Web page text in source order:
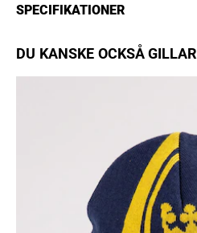
SPECIFIKATIONER
DU KANSKE OCKSÅ GILLAR